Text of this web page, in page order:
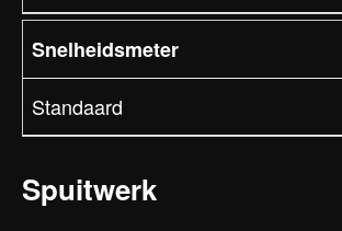
Snelheidsmeter
Standaard
Spuitwerk